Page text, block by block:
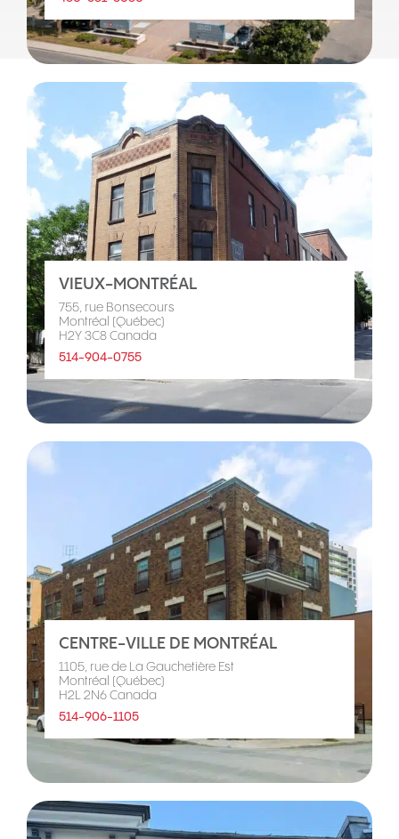
VIEUX-MONTRÉAL
755, rue Bonsecours
Montréal (Québec)
H2Y 3C8 Canada
514-904-0755
CENTRE-VILLE DE MONTRÉAL
1105, rue de La Gauchetière Est
Montréal (Québec)
H2L 2N6 Canada
514-906-1105